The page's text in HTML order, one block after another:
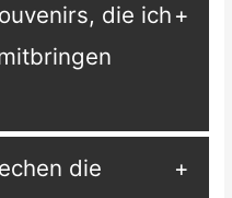
die ich
die